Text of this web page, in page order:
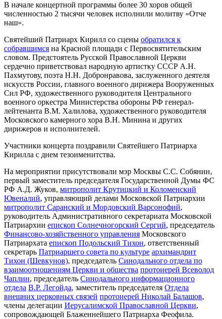
В начале концертной программы более 30 хоров общей
численностью 2 тысячи человек исполнили молитву «Отче
наш».
Святейший Патриарх Кирилл со сцены обратился к
собравшимся на Красной площади с Первосвятительским
словом. Предстоятель Русской Православной Церкви
сердечно приветствовал народную артистку СССР А.Н.
Пахмутову, поэта Н.Н. Добронравова, заслуженного деятеля
искусств России, главного военного дирижера Вооруженных
Сил РФ, художественного руководителя Центрального
военного оркестра Министерства обороны РФ генерал-
лейтенанта В.М. Халилова, художественного руководителя
Московского камерного хора В.Н. Минина и других
дирижеров и исполнителей.
Участники концерта поздравили Святейшего Патриарха
Кирилла с днем тезоименитства.
На мероприятии присутствовали мэр Москвы С.С. Собянин,
первый заместитель председателя Государственной Думы ФС
РФ А.Д. Жуков, митрополит Крутицкий и Коломенский
Ювеналий, управляющий делами Московской Патриархии
митрополит Саранский и Мордовский Варсонофий,
руководитель Административного секретариата Московской
Патриархии епископ Солнечногорский Сергий, председатель
Финансово-хозяйственного управления Московского
Патриархата епископ Подольский Тихон, ответственный
секретарь Патриаршего совета по культуре архимандрит
Тихон (Шевкунов), председатель Синодального отдела по
взаимоотношениям Церкви и общества протоиерей Всеволод
Чаплин, председатель Синодального информационного
отдела В.Р. Легойда, заместитель председателя Отдела
внешних церковных связей протоиерей Николай Балашов,
члены делегации Иерусалимской Православной Церкви,
сопровождающей Блаженнейшего Патриарха Феофила.